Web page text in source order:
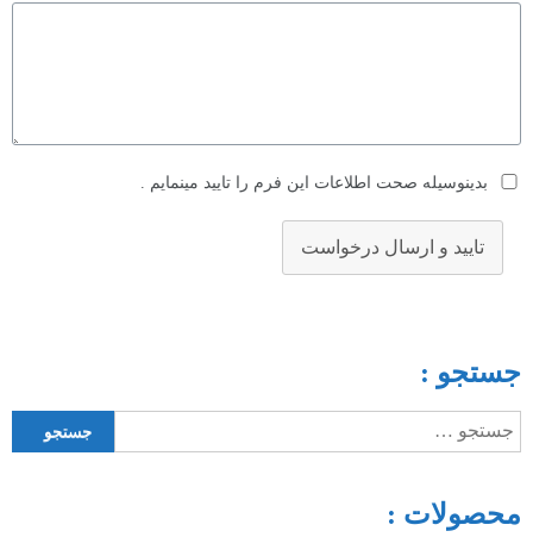
بدینوسیله صحت اطلاعات این فرم را تایید مینمایم .
تایید و ارسال درخواست
جستجو :
جستجو
برای:
محصولات :